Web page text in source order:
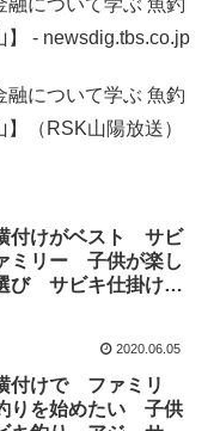
融について学ぶ 魚釣
】 - newsdig.tbs.co.jp
融について学ぶ 魚釣
（RSK山陽放送）
付けがベスト サビ
ミリー 子供が楽し
び サビキ仕掛け
2020.06.05
付けで ファミリ
りを始めたい 子供